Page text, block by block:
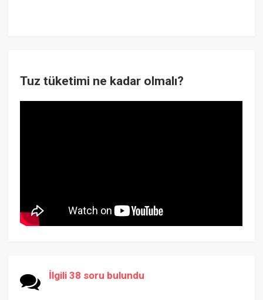
Tuz tüketimi ne kadar olmalı?
İlgili 38 soru bulundu